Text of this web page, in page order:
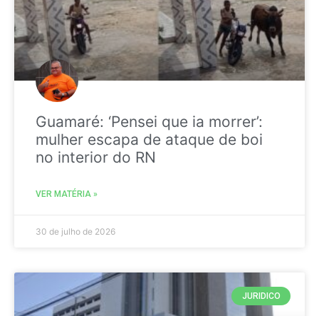
Guamaré: ‘Pensei que ia morrer’:
mulher escapa de ataque de boi
no interior do RN
VER MATÉRIA »
30 de julho de 2026
JURIDICO